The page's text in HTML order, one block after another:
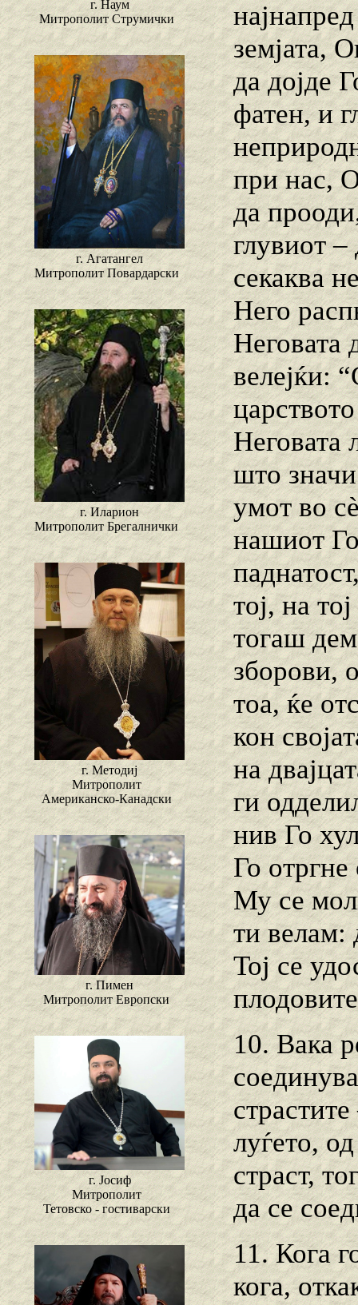
г. Наум
Митрополит Струмички
г. Агатангел
Митрополит Повардарски
г. Иларион
Митрополит Брегалнички
г. Методиј
Митрополит
Американско-Канадски
г. Пимен
Митрополит Европски
г. Јосиф
Митрополит
Тетовско - гостиварски
земјата,
да дојде
фатен, и
при нас,
да
глувиот
секаква
Него
Неговата
велејќи:
Неговата
што
умот во
нашиот
тој, на
тогаш
зборови,
тоа, ќе
кон
на
ги
нив Го
Го
Му се
ти велам:
Тој се
10. Вака
луѓето,
страст,
да се
11. Кога
кога,